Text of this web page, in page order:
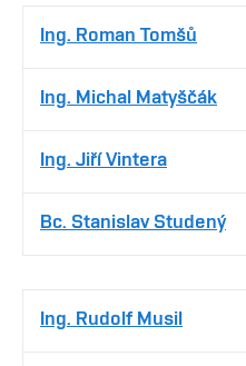
Ing. Roman Tomšů
Ing. Michal Matyščák
Ing. Jiří Vintera
Bc. Stanislav Studený
Ing. Rudolf Musil